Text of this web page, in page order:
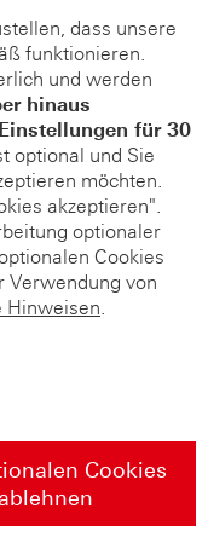
dass unsere
funktionieren.
und werden
hinaus
für 30
optional und Sie
möchten.
akzeptieren".
optionaler
Cookies
Verwendung von
Hinweisen.
Cookies